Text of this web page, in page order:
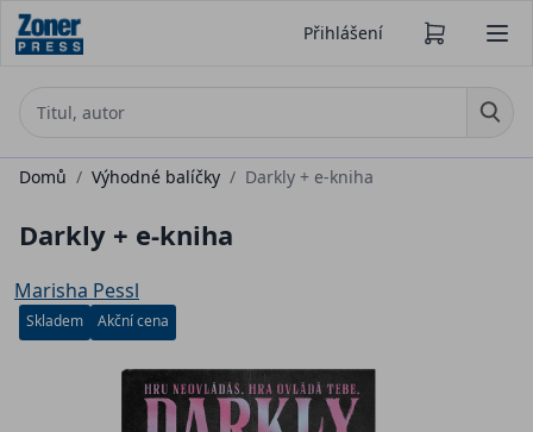
Přihlášení
Domů / Výhodné balíčky / Darkly + e-kniha
Darkly + e-kniha
Marisha Pessl
Skladem Akční cena